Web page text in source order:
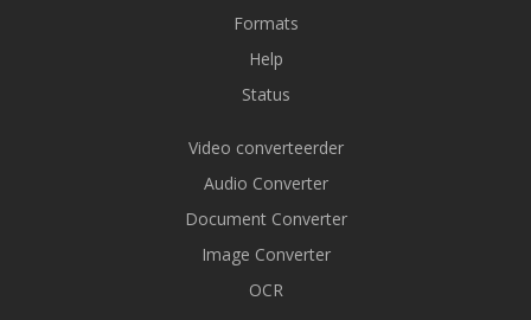
Formats
Help
Status
Video converteerder
Audio Converter
Document Converter
Image Converter
OCR